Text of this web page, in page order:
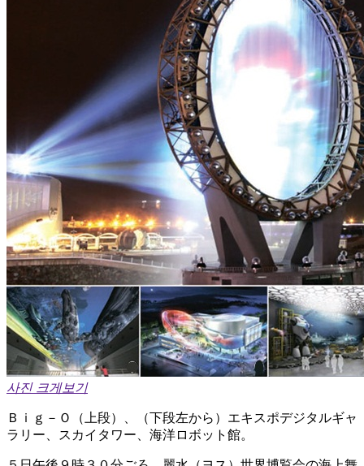
사진 크게보기
Ｂｉｇ－Ｏ（上段）、（下段左から）エキスポデジタルギャ
ラリー、スカイタワー、海洋ロボット館。